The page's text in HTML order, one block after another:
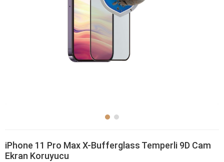
iPhone 11 Pro Max X-Bufferglass Temperli 9D Cam
Ekran Koruyucu